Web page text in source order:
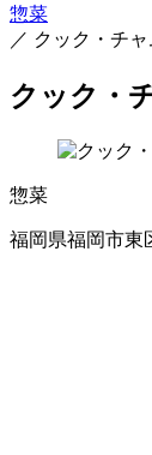
惣菜
／ クック・チ
クック・
惣菜
福岡県福岡市東